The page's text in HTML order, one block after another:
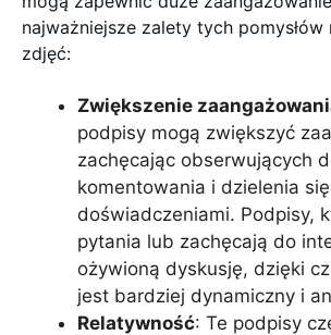
najważniejsze zalety tych
zdjęć:
Zwiększenie
podpisy mogą zwiększyć
zachęcając obserwujących
komentowania i dzielenia się
doświadczeniami. Podpisy,
pytania lub zachęcają do
ożywioną dyskusję, dzięki
jest bardziej dynamiczny i
Relatywność: Te podpisy